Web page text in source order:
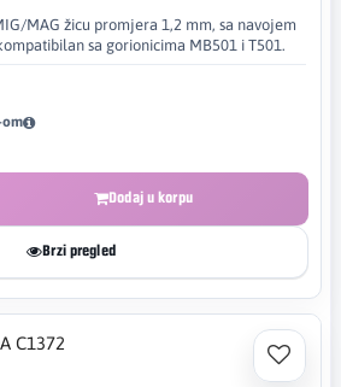
MAG žicu promjera 1,2 mm, sa navojem
sa gorionicima MB501 i T501.
om
Dodaj u korpu
Brzi pregled